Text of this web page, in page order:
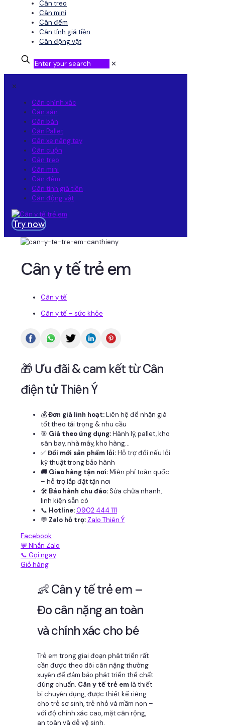
Cân treo
Cân mini
Cân đếm
Cân tính giá tiền
Cân động vật
✕
✕
Cân chính xác
Cân sàn
Cân bàn
Cân Pallet
Cân xe nâng tay
Cân cuộn
Cân treo
Cân mini
Cân đếm
Cân tính giá tiền
Cân động vật
Try now
Cân y tế trẻ em
Cân y tế
Cân y tế – sức khỏe
🎁 Ưu đãi & cam kết từ Cân
điện tử Thiên Ý
💰Đơn giá linh hoạt:Liên hệ để nhận giá
tốt theo tải trọng & nhu cầu
🎯 Giá theo ứng dụng:Hành lý, pallet, kho
sân bay, nhà máy, kho hàng...
✅Đổi mới sản phẩm lỗi:Hỗ trợ đổi nếu lỗi
kỹ thuật trong bảo hành
🚚 Giao hàng tận nơi:Miễn phí toàn quốc
– hỗ trợ lắp đặt tận nơi
🛠 Bảo hành chu đáo:Sửa chữa nhanh,
linh kiện sẵn có
📞 Hotline:0902 444 111
💬 Zalo hỗ trợ: Zalo Thiên Ý
Facebook
💬 Nhắn Zalo
📞 Gọi ngay
Giỏ hàng
👶 Cân y tế trẻ em –
Đo cân nặng an toàn
và chính xác cho bé
Trẻ em trong giai đoạn phát triển rất
cần được theo dõi cân nặng thường
xuyên để đảm bảo phát triển thể chất
đúng chuẩn. Cân y tế trẻ emlà thiết
bị chuyên dụng, được thiết kế riêng
cho trẻ sơ sinh, trẻ nhỏ và mầm non –
với độ chính xác cao, mặt cân rộng,
an toàn và dễ vệ sinh.